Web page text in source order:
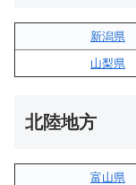
新潟県
山梨県
北陸地方
富山県